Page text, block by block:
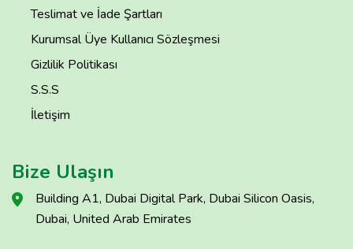
Teslimat ve İade Şartları
Kurumsal Üye Kullanıcı Sözleşmesi
Gizlilik Politikası
S.S.S
İletişim
Bize Ulaşın
Building A1, Dubai Digital Park, Dubai Silicon Oasis,
Dubai, United Arab Emirates